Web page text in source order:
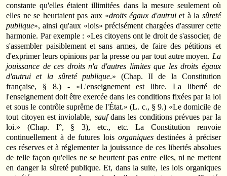
constante qu'elles étaient illimitées dans la mesure seulement où
elles ne se heurtaient pas aux «droits égaux d'autruiet à la sûreté
publique», ainsi qu'aux «lois» précisément chargées d'assurer cette
harmonie. Par exemple : «Les citoyens ont le droit de s'associer, de
s'assembler paisiblement et sans armes, de faire des pétitions et
d'exprimer leurs opinions par la presse ou par tout autre moyen. La
jouissance de ces droits n'a d'autres limites que les droits égaux
d'autrui et la sûreté publique.» (Chap. II de la Constitution
française, § 8.) - «L'enseignement est libre. La liberté de
l'enseignement doit être exercée dans les conditions fixées par la loi
et sous le contrôle suprême de l'État.» (L. c., § 9.) «Le domicile de
tout citoyen est inviolable, saufdans les conditions prévues par la
loi.» (Chap. I°, § 3), etc., etc. La Constitution renvoie
continuellement à de futures lois organiquesdestinées à préciser
ces réserves et à réglementer la jouissance de ces libertés absolues
de telle façon qu'elles ne se heurtent pas entre elles, ni ne mettent
en danger la sûreté publique. Et, dans la suite, les lois organiques